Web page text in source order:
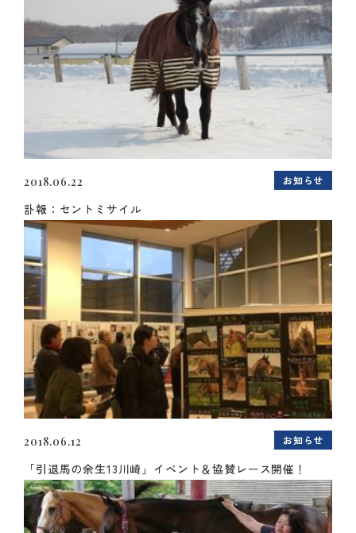
2018.06.22 お知らせ
訃報：セントミサイル
2018.06.12 お知らせ
「引退馬の余生13川崎」イベント＆協賛レース開催！